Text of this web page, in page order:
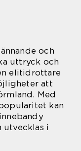
och
uttryck och
elitidrottare
att
Med
kan
utvecklas i